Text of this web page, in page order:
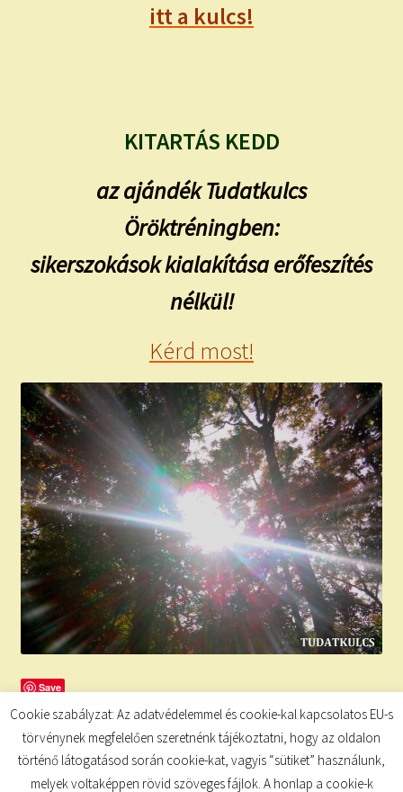
itt a kulcs!
KITARTÁS KEDD
az ajándék Tudatkulcs
Öröktréningben:
sikerszokások kialakítása erőfeszítés
nélkül!
Kérd most!
Save
Cookie szabályzat: Az adatvédelemmel és cookie-kal kapcsolatos EU-s
törvénynek megfelelően szeretnénk tájékoztatni, hogy az oldalon
történő látogatásod során cookie-kat, vagyis “sütiket” használunk,
melyek voltaképpen rövid szöveges fájlok. A honlap a cookie-k